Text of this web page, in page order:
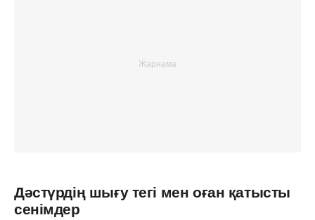
Дәстүрдің шығу тегі мен оған қатысты
сенімдер